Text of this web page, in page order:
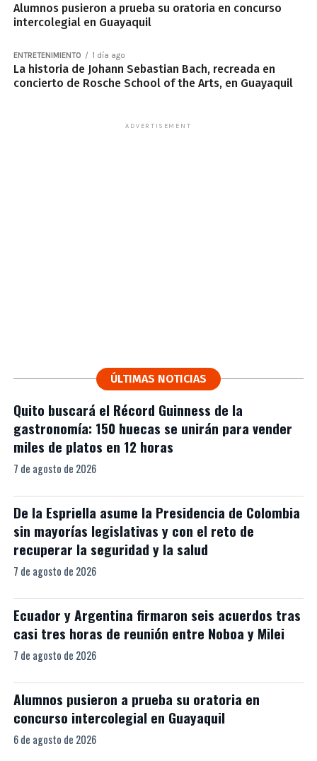
Alumnos pusieron a prueba su oratoria en concurso
intercolegial en Guayaquil
ENTRETENIMIENTO 1 día ago
La historia de Johann Sebastian Bach, recreada en
concierto de Rosche School of the Arts, en Guayaquil
ADVERTISEMENT
ÚLTIMAS NOTICIAS
Quito buscará el Récord Guinness de la
gastronomía: 150 huecas se unirán para vender
miles de platos en 12 horas
7 de agosto de 2026
De la Espriella asume la Presidencia de Colombia
sin mayorías legislativas y con el reto de
recuperar la seguridad y la salud
7 de agosto de 2026
Ecuador y Argentina firmaron seis acuerdos tras
casi tres horas de reunión entre Noboa y Milei
7 de agosto de 2026
Alumnos pusieron a prueba su oratoria en
concurso intercolegial en Guayaquil
6 de agosto de 2026